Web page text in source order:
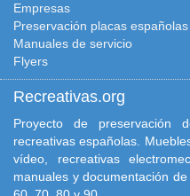
Empresas
Preservación placas españolas
Manuales de servicio
Flyers
Recreativas.org
Proyecto de preservación
recreativas españolas.
vídeo, recreativas
manuales y documentación